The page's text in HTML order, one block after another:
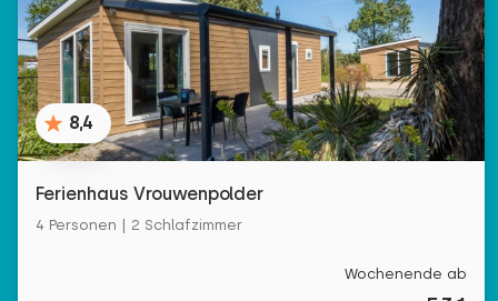
8,4
Ferienhaus Vrouwenpolder
4 Personen | 2 Schlafzimmer
Wochenende ab